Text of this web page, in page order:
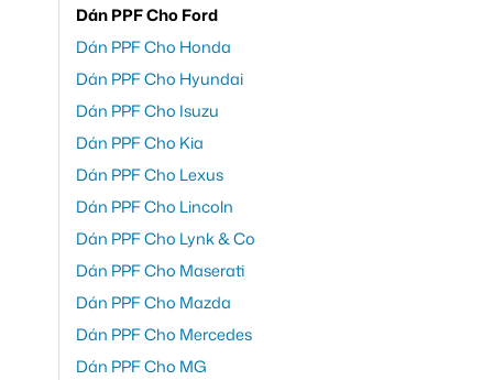
Dán PPF Cho Ford
Dán PPF Cho Honda
Dán PPF Cho Hyundai
Dán PPF Cho Isuzu
Dán PPF Cho Kia
Dán PPF Cho Lexus
Dán PPF Cho Lincoln
Dán PPF Cho Lynk & Co
Dán PPF Cho Maserati
Dán PPF Cho Mazda
Dán PPF Cho Mercedes
Dán PPF Cho MG